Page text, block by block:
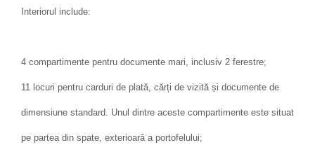
Interiorul include:
4 compartimente pentru documente mari, inclusiv 2 ferestre;
11 locuri pentru carduri de plată, cărți de vizită și documente de
dimensiune standard. Unul dintre aceste compartimente este situat
pe partea din spate, exterioară a portofelului;